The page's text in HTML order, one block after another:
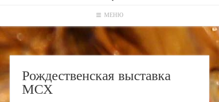
МЕНЮ
Рождественская выставка
МСХ